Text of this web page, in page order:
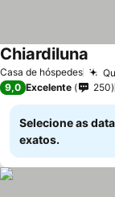
Casa de hóspedes
Chiardiluna
9,0 Excelente 250
Selecione as
exatos.